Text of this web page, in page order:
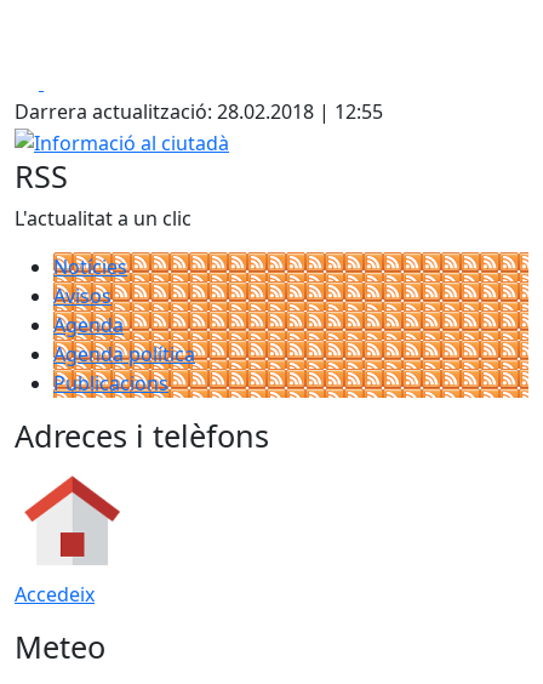
Darrera actualització: 28.02.2018 | 12:55
Informació al ciutadà
RSS
L'actualitat a un clic
Notícies
Avisos
Agenda
Agenda política
Publicacions
Adreces i telèfons
Accedeix
Meteo